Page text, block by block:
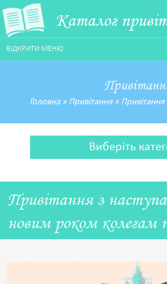
Каталог
ВІДКРИТИ МЕНЮ
Головна» Привітання»
Виберіть
Привітання з
новим роком колегам